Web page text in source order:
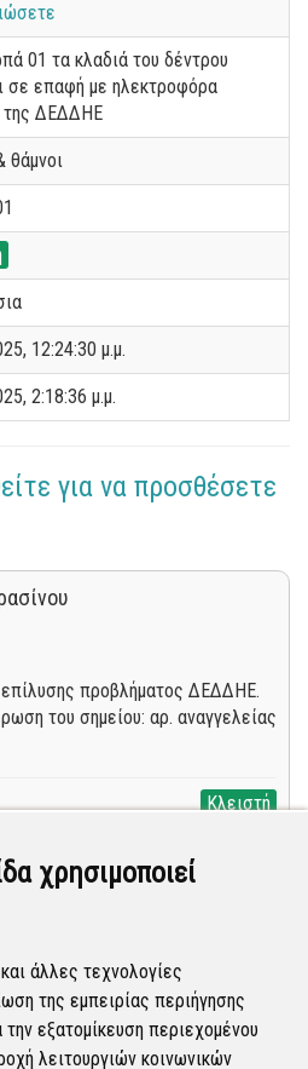
χρησιμοποιεί
άλλες τεχνολογίες
της εμπειρίας περιήγησης
εξατομίκευση περιεχομένου
λειτουργιών κοινωνικών
01 τα κλαδιά του δέντρου
σε επαφή με ηλεκτροφόρα
της ΔΕΔΔΗΕ
θάμνοι
12:24:30 μ.μ.
2:18:36 μ.μ.
για να προσθέσετε
προβλήματος ΔΕΔΔΗΕ.
του σημείου: αρ. αναγγελείας
Κλειστή
προβλήματος ΔΕΔΔΗΕ.
του σημείου: αρ. αναγγελείας